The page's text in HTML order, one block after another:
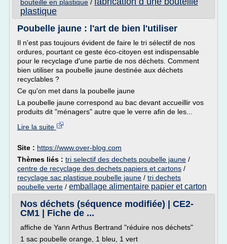
bouteille en plastique /
plastique
Poubelle jaune : l'art de bien l'utiliser
Il n'est pas toujours évident de faire le tri sélectif de nos
ordures, pourtant ce geste éco-citoyen est indispensable
pour le recyclage d'une partie de nos déchets. Comment
bien utiliser sa poubelle jaune destinée aux déchets
recyclables ?
Ce qu'on met dans la poubelle jaune
La poubelle jaune correspond au bac devant accueillir vos
produits dit "ménagers" autre que le verre afin de les...
Lire la suite
Site : https://www.over-blog.com
Thèmes liés : tri selectif des dechets poubelle jaune /
centre de recyclage des dechets papiers et cartons /
recyclage sac plastique poubelle jaune / tri dechets
poubelle verte / emballage alimentaire papier et carton
Nos déchets (séquence modifiée) | CE2-
CM1 | Fiche de ...
affiche de Yann Arthus Bertrand "réduire nos déchets"
1 sac poubelle orange, 1 bleu, 1 vert